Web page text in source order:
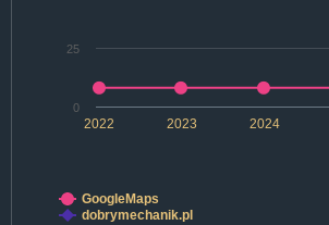
2022 2024
2023
0
25
GoogleMaps
dobrymechanik.pl